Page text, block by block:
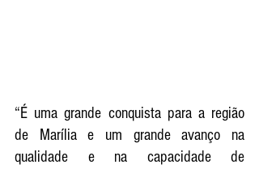
“É uma grande conquista para a região
de Marília e um grande avanço na
qualidade e na capacidade de